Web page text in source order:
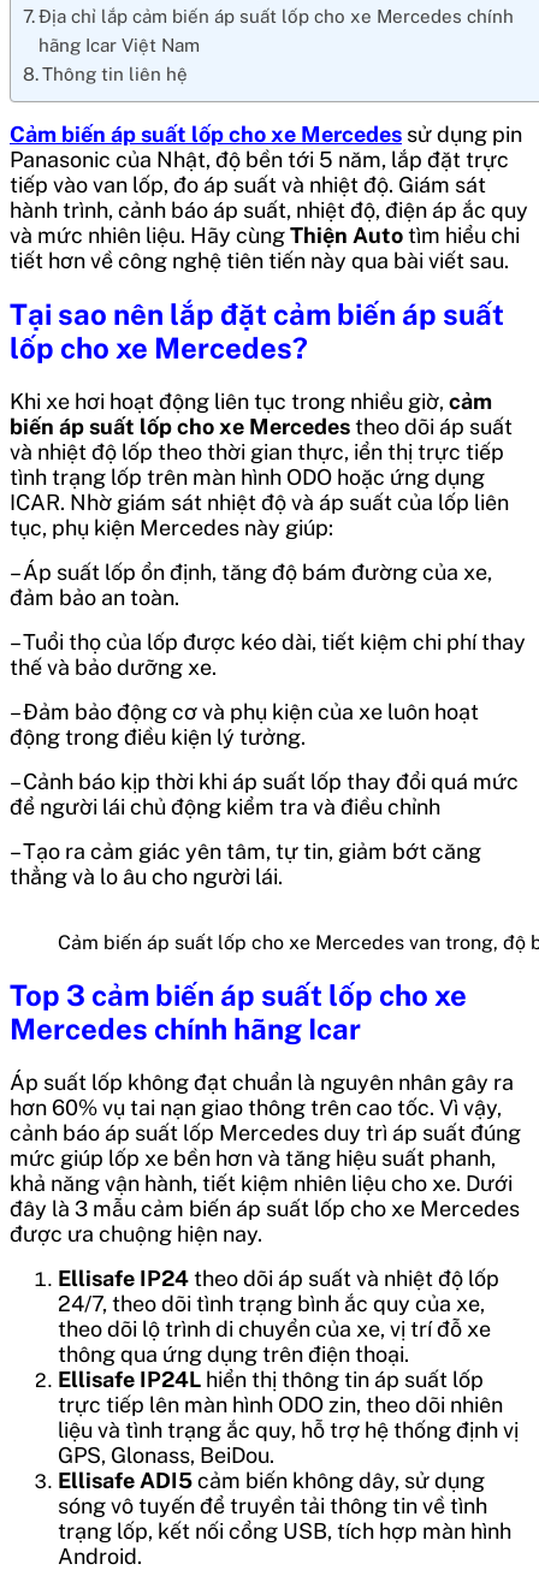
Địa chỉ lắp cảm biến áp suất lốp cho xe Mercedes chính
hãng Icar Việt Nam
Thông tin liên hệ
Cảm biến áp suất lốp cho xe Mercedes sử dụng pin
Panasonic của Nhật, độ bền tới 5 năm, lắp đặt trực
tiếp vào van lốp, đo áp suất và nhiệt độ. Giám sát
hành trình, cảnh báo áp suất, nhiệt độ, điện áp ắc quy
và mức nhiên liệu. Hãy cùngThiện Autotìm hiểu chi
tiết hơn về công nghệ tiên tiến này qua bài viết sau.
Tại sao nên lắp đặt cảm biến áp suất
lốp cho xe Mercedes?
Khi xe hơi hoạt động liên tục trong nhiều giờ, cảm
biến áp suất lốp cho xe Mercedestheo dõi áp suất
và nhiệt độ lốp theo thời gian thực, iển thị trực tiếp
tình trạng lốp trên màn hình ODO hoặc ứng dụng
ICAR. Nhờ giám sát nhiệt độ và áp suất của lốp liên
tục, phụ kiện Mercedes này giúp:
– Áp suất lốp ổn định, tăng độ bám đường của xe,
đảm bảo an toàn.
– Tuổi thọ của lốp được kéo dài, tiết kiệm chi phí thay
thế và bảo dưỡng xe.
– Đảm bảo động cơ và phụ kiện của xe luôn hoạt
động trong điều kiện lý tưởng.
– Cảnh báo kịp thời khi áp suất lốp thay đổi quá mức
để người lái chủ động kiểm tra và điều chỉnh
– Tạo ra cảm giác yên tâm, tự tin, giảm bớt căng
thẳng và lo âu cho người lái.
Cảm biến áp suất lốp cho xe Mercedes van trong, độ
Top 3 cảm biến áp suất lốp cho xe
Mercedes chính hãng Icar
Áp suất lốp không đạt chuẩn là nguyên nhân gây ra
hơn 60% vụ tai nạn giao thông trên cao tốc. Vì vậy,
cảnh báo áp suất lốp Mercedes duy trì áp suất đúng
mức giúp lốp xe bền hơn và tăng hiệu suất phanh,
khả năng vận hành, tiết kiệm nhiên liệu cho xe. Dưới
đây là 3 mẫu cảm biến áp suất lốp cho xe Mercedes
được ưa chuộng hiện nay.
Ellisafe IP24theo dõi áp suất và nhiệt độ lốp
24/7, theo dõi tình trạng bình ắc quy của xe,
theo dõi lộ trình di chuyển của xe, vị trí đỗ xe
thông qua ứng dụng trên điện thoại.
Ellisafe IP24L hiển thị thông tin áp suất lốp
trực tiếp lên màn hình ODO zin, theo dõi nhiên
liệu và tình trạng ắc quy, hỗ trợ hệ thống định vị
GPS, Glonass, BeiDou.
Ellisafe ADI5cảm biến không dây, sử dụng
sóng vô tuyến để truyền tải thông tin về tình
trạng lốp, kết nối cổng USB, tích hợp màn hình
Android.